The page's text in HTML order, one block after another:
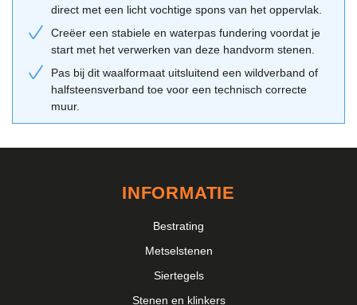
adviestoolvoor meer inspiratie en technisch advies over de
beste verwerkingsmethode voor jouw project.
direct met een licht vochtige spons van het oppervlak.
Creëer een stabiele en waterpas fundering voordat je
start met het verwerken van deze handvorm stenen.
Pas bij dit waalformaat uitsluitend een wildverband of
halfsteensverband toe voor een technisch correcte
muur.
INFORMATIE
Bestrating
Metselstenen
Siertegels
Stenen en klinkers